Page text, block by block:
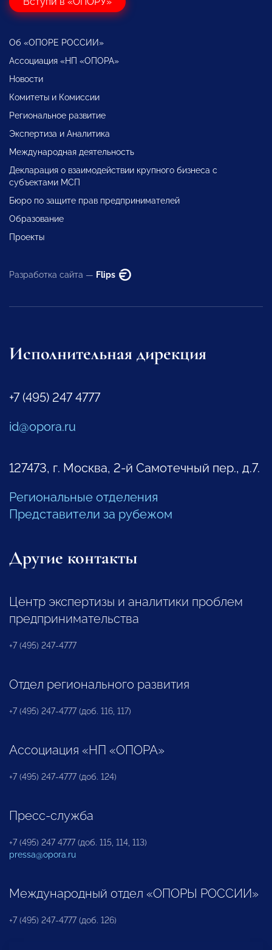
Об «ОПОРЕ РОССИИ»
Ассоциация «НП «ОПОРА»
Новости
Комитеты и Комиссии
Региональное развитие
Экспертиза и Аналитика
Международная деятельность
Декларация о взаимодействии крупного бизнеса с
субъектами МСП
Бюро по защите прав предпринимателей
Образование
Проекты
Разработка сайта — Flips
Исполнительная дирекция
+7 (495) 247 4777
id@opora.ru
127473, г. Москва, 2-й Самотечный пер., д.7.
Региональные отделения
Представители за рубежом
Другие контакты
Центр экспертизы и аналитики проблем
предпринимательства
+7 (495) 247-4777
Отдел регионального развития
+7 (495) 247-4777 (доб. 116, 117)
Ассоциация «НП «ОПОРА»
+7 (495) 247-4777 (доб. 124)
Пресс-служба
+7 (495) 247 4777 (доб. 115, 114, 113)
pressa@opora.ru
Международный отдел «ОПОРЫ РОССИИ»
+7 (495) 247-4777 (доб. 126)